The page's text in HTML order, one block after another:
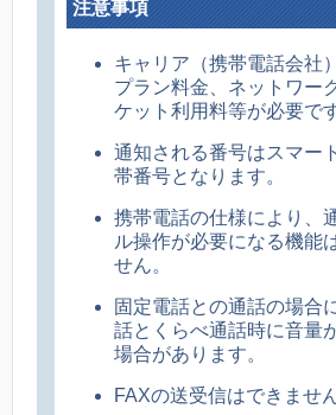
注意事項
キャリア（携帯電話会社
プラン料金、ネットワー
ケット利用料等が必要です
通知される番号はスマー
帯番号となります。
携帯電話の仕様により、
ル操作が必要になる機能
せん。
固定電話との通話の場合
話とくらべ通話時に音量
場合があります。
FAXの送受信はできません